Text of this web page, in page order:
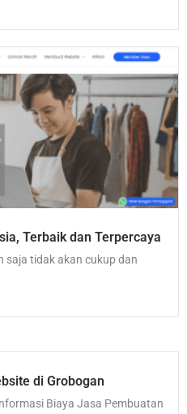
Terbaik dan Terpercaya
saja tidak akan cukup dan
di Grobogan
Biaya Jasa Pembuatan